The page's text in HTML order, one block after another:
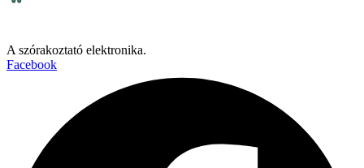
A szórakoztató elektronika.
Facebook